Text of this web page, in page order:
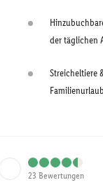
der täglichen
Streicheltiere
Familienurlaub
23 Bewertungen